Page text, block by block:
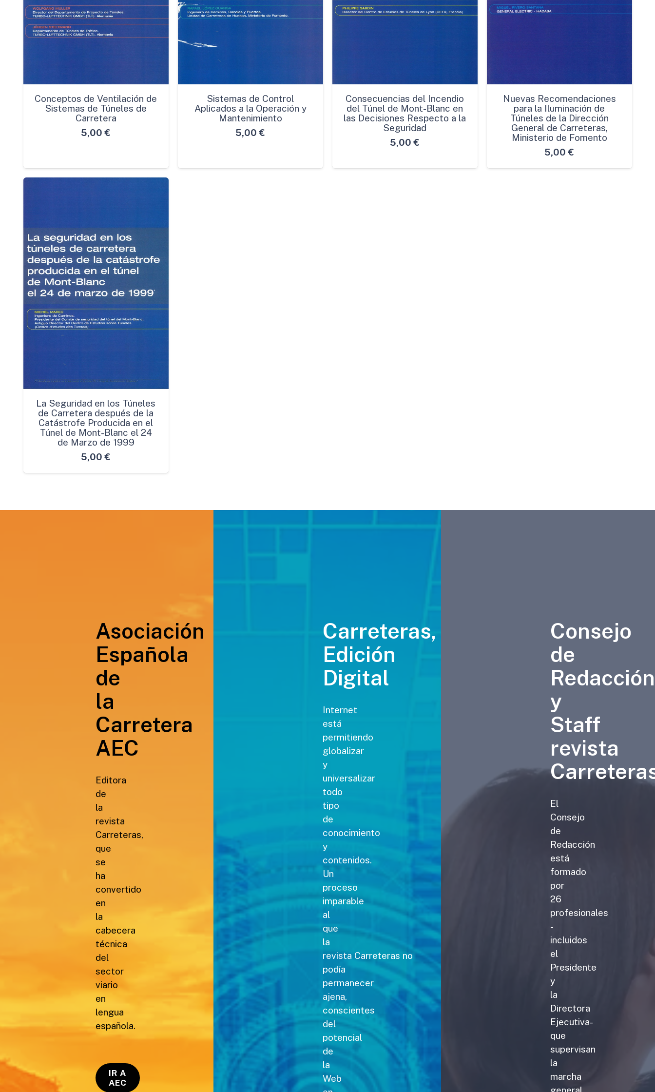
Conceptos de Ventilación de
Sistemas de Túneles de
Carretera
5,00 €
Sistemas de Control
Aplicados a la Operación y
Mantenimiento
5,00 €
Consecuencias del Incendio
del Túnel de Mont-Blanc en
las Decisiones Respecto a la
Seguridad
5,00 €
Nuevas Recomendaciones
para la Iluminación de
Túneles de la Dirección
General de Carreteras,
Ministerio de Fomento
5,00 €
La Seguridad en los Túneles
de Carretera después de la
Catástrofe Producida en el
Túnel de Mont-Blanc el 24
de Marzo de 1999
5,00 €
Asociación
Española
de
la
Carretera
AEC
Editora
de
la
revista
Carreteras,
que
se
ha
convertido
en
la
cabecera
técnica
del
sector
viario
en
lengua
española.
IR A
AEC
Carreteras,
Edición
Digital
Internet
está
permitiendo
globalizar
y
universalizar
todo
tipo
de
conocimiento
y
contenidos.
Un
proceso
imparable
al
que
la
revista Carreteras no
podía
permanecer
ajena,
conscientes
del
potencial
de
la
Web
Consejo
de
Redacción
y
Staff
revista
El
Consejo
de
Redacción
está
formado
por
26
profesionales
-
incluidos
el
Presidente
y
la
Directora
Ejecutiva-
que
supervisan
la
marcha